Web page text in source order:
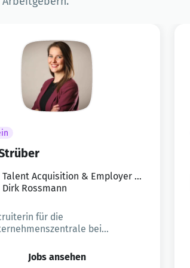
Talent Acquisition & Employer Br
anding
Dirk Rossmann
für die
bei
Jobs ansehen